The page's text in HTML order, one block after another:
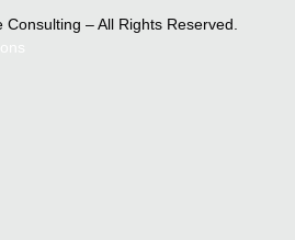
– All Rights Reserved.